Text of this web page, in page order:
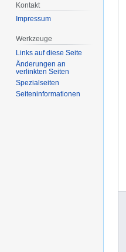
Kontakt
Impressum
Werkzeuge
Links auf diese Seite
Änderungen an
verlinkten Seiten
Spezialseiten
Seiten­informationen